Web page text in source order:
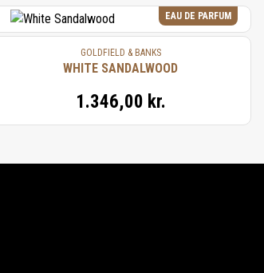
EAU DE PARFUM
GOLDFIELD & BANKS
WHITE SANDALWOOD
1.346,00 kr.